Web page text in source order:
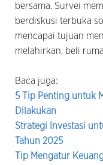
bersama. Survei
berdiskusi terbuka
mencapai tujuan
melahirkan, beli
Baca juga:
5 Tip Penting untuk
Dilakukan
Strategi Investasi
Tahun 2025
Tip Mengatur